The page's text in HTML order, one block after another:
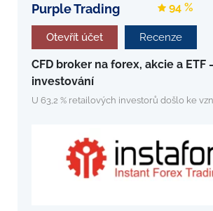
Purple Trading 94 %
Otevřít účet Recenze
CFD broker na forex, akcie a ETF
investování
U 63,2 % retailových investorů došlo ke